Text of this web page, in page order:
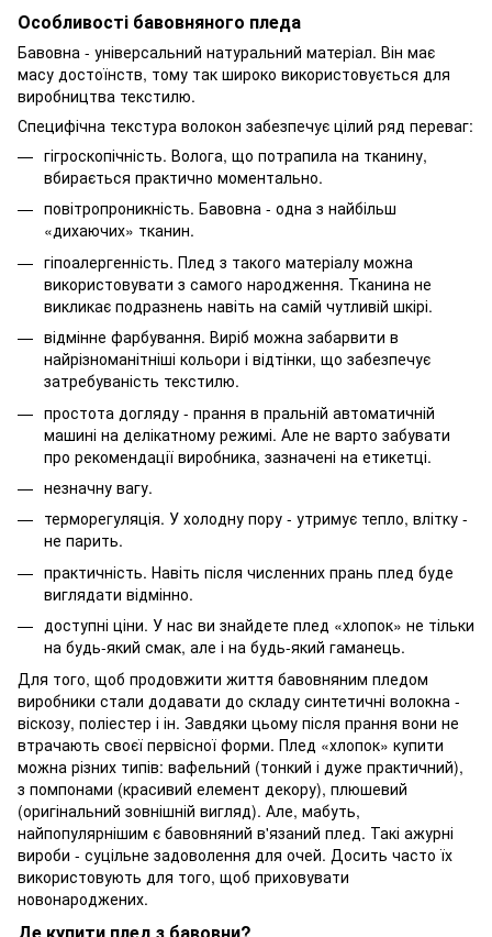
Особливості бавовняного пледа
Бавовна - універсальний натуральний матеріал. Він має
масу достоїнств, тому так широко використовується для
виробництва текстилю.
Специфічна текстура волокон забезпечує цілий ряд переваг:
гігроскопічність. Волога, що потрапила на тканину,
вбирається практично моментально.
повітропроникність. Бавовна - одна з найбільш
«дихаючих» тканин.
гіпоалергенність. Плед з такого матеріалу можна
використовувати з самого народження. Тканина не
викликає подразнень навіть на самій чутливій шкірі.
відмінне фарбування. Виріб можна забарвити в
найрізноманітніші кольори і відтінки, що забезпечує
затребуваність текстилю.
простота догляду - прання в пральній автоматичній
машині на делікатному режимі. Але не варто забувати
про рекомендації виробника, зазначені на етикетці.
незначну вагу.
терморегуляція. У холодну пору - утримує тепло, влітку -
не парить.
практичність. Навіть після численних прань плед буде
виглядати відмінно.
доступні ціни. У нас ви знайдете плед «хлопок» не тільки
на будь-який смак, але і на будь-який гаманець.
Для того, щоб продовжити життя бавовняним пледом
виробники стали додавати до складу синтетичні волокна -
віскозу, поліестер і ін. Завдяки цьому після прання вони не
втрачають своєї первісної форми. Плед «хлопок» купити
можна різних типів: вафельний (тонкий і дуже практичний),
з помпонами (красивий елемент декору), плюшевий
(оригінальний зовнішній вигляд). Але, мабуть,
найпопулярнішим є бавовняний в'язаний плед. Такі ажурні
вироби - суцільне задоволення для очей. Досить часто їх
використовують для того, щоб приховувати
новонароджених.
Де купити плед з бавовни?